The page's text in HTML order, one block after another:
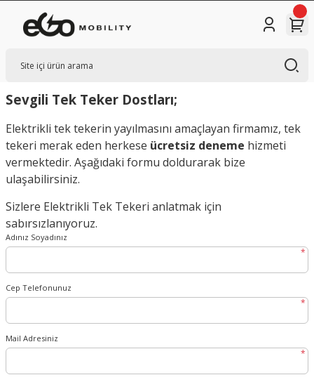
Sevgili Tek Teker Dostları;
Elektrikli tek tekerin yayılmasını amaçlayan firmamız, tek
tekeri merak eden herkese ücretsiz deneme hizmeti
vermektedir. Aşağıdaki formu doldurarak bize
ulaşabilirsiniz.
Sizlere Elektrikli Tek Tekeri anlatmak için
sabırsızlanıyoruz.
Adınız Soyadınız
*
Cep Telefonunuz
*
Mail Adresiniz
*